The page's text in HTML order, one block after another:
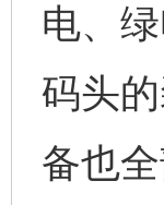
电、
码头
备也